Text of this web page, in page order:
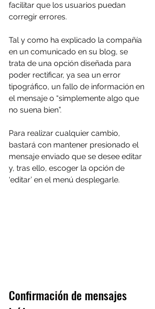
facilitar que los usuarios puedan
corregir errores.
Tal y como ha explicado la compañía
en un comunicado en su blog, se
trata de una opción diseñada para
poder rectificar, ya sea un error
tipográfico, un fallo de información en
el mensaje o “simplemente algo que
no suena bien”.
Para realizar cualquier cambio,
bastará con mantener presionado el
mensaje enviado que se desee editar
y, tras ello, escoger la opción de
‘editar’ en el menú desplegarle.
Confirmación de mensajes